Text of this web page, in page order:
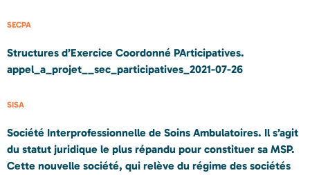
SECPA
Structures d’Exercice Coordonné PArticipatives.
appel_a_projet__sec_participatives_2021-07-26
SISA
Société Interprofessionnelle de Soins Ambulatoires. Il s’agit
du statut juridique le plus répandu pour constituer sa MSP.
Cette nouvelle société, qui relève du régime des sociétés